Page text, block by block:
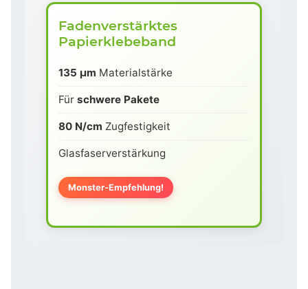
Fadenverstärktes
Papierklebeband
135 µm Materialstärke
Für schwere Pakete
80 N/cm Zugfestigkeit
Glasfaserverstärkung
Monster-Empfehlung!